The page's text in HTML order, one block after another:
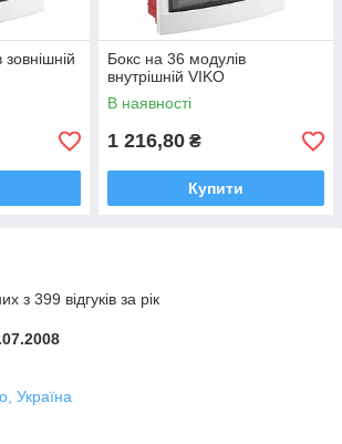
Бокс на 36 модулів
внутрішній VIKO
В наявності
1 216,80 ₴
Купити
з 399 відгуків за рік
Україна